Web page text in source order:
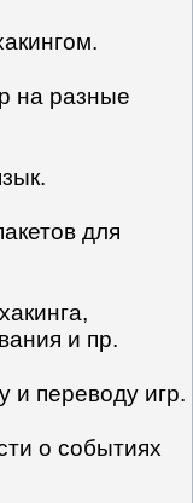
на разные
для
и пр.
и переводу игр.
о событиях